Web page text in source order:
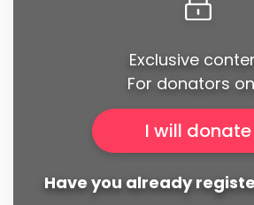
Exclusive
For donators
I will donate
Have you already